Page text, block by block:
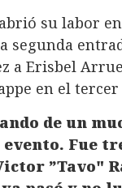
su labor
segunda
a Erisbel
en el
de un
evento. Fue
”Tavo"